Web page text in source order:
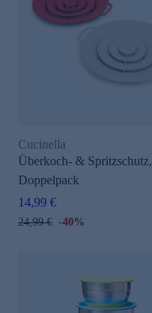
Cucinella
Überkoch- & Spritzschutz,
Doppelpack
14,99 €
24,99 € -40%